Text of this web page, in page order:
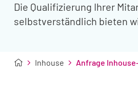
Die Qualifizierung Ihrer
selbstverständlich bieten
Inhouse Anfrage